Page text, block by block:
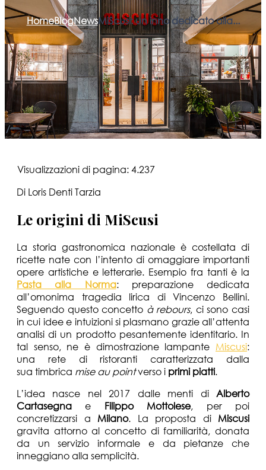
HomeBlogNewsMiScusi: un inno dedicato alla...
Visualizzazioni di pagina:4.237
Di Loris Denti Tarzia
Le origini di MiScusi
La storia gastronomica nazionale è costellata di
ricette nate con l’intento di omaggiare importanti
opere artistiche e letterarie. Esempio fra tanti è la
Pasta alla Norma: preparazione dedicata
all’omonima tragedia lirica di Vincenzo Bellini.
Seguendo questo concetto à rebours, ci sono casi
in cui idee e intuizioni si plasmano grazie all’attenta
analisi di un prodotto pesantemente identitario. In
tal senso, ne è dimostrazione lampante Miscusi:
una rete di ristoranti caratterizzata dalla
sua timbrica mise au pointverso i primi piatti.
L’idea nasce nel 2017 dalle menti di Alberto
Cartasegna e Filippo Mottolese, per poi
concretizzarsi a Milano. La proposta di Miscusi
gravita attorno al concetto di familiarità, donata
da un servizio informale e da pietanze che
inneggiano alla semplicità.